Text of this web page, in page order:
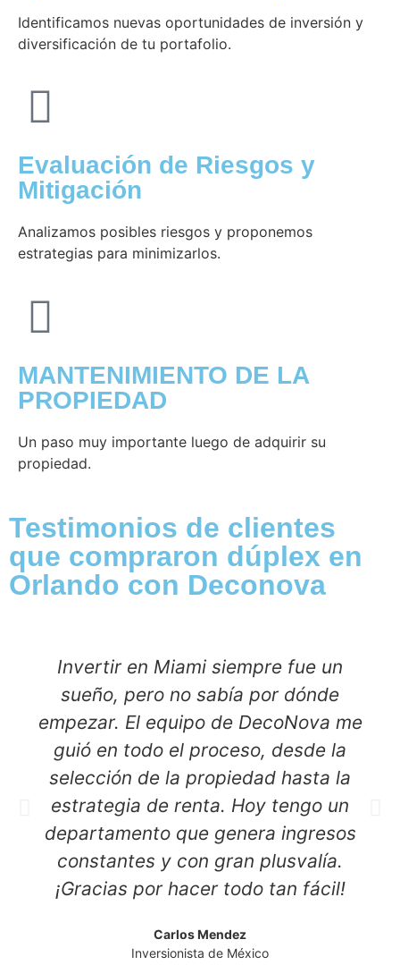
Identificamos nuevas oportunidades de inversión y
diversificación de tu portafolio.
Evaluación de Riesgos y
Mitigación
Analizamos posibles riesgos y proponemos
estrategias para minimizarlos.
MANTENIMIENTO DE LA
PROPIEDAD
Un paso muy importante luego de adquirir su
propiedad.
Testimonios de clientes
que compraron dúplex en
Orlando con Deconova
Invertir en Miami siempre fue un
sueño, pero no sabía por dónde
empezar. El equipo de DecoNova me
guió en todo el proceso, desde la
selección de la propiedad hasta la
estrategia de renta. Hoy tengo un
departamento que genera ingresos
constantes y con gran plusvalía.
¡Gracias por hacer todo tan fácil!
Carlos Mendez
Inversionista de México